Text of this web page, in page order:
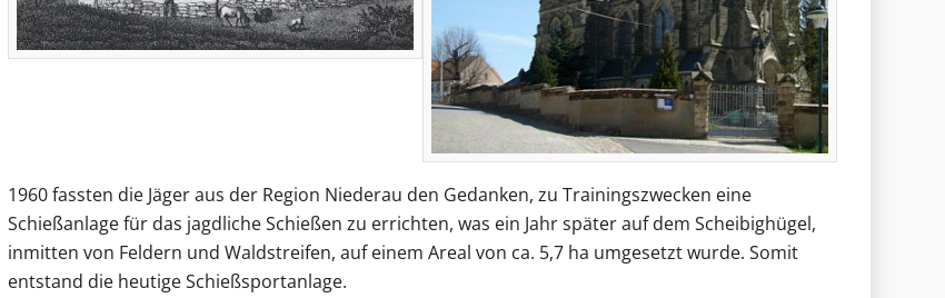
1960 fassten die Jäger aus der Region Niederau den Gedanken, zu Trainingszwecken eine
Schießanlage für das jagdliche Schießen zu errichten, was ein Jahr später auf dem Scheibighügel,
inmitten von Feldern und Waldstreifen, auf einem Areal von ca. 5,7 ha umgesetzt wurde. Somit
entstand die heutige Schießsportanlage.